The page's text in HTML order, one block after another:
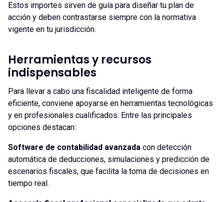
Estos importes sirven de guía para diseñar tu plan de
acción y deben contrastarse siempre con la normativa
vigente en tu jurisdicción.
Herramientas y recursos
indispensables
Para llevar a cabo una fiscalidad inteligente de forma
eficiente, conviene apoyarse en herramientas tecnológicas
y en profesionales cualificados. Entre las principales
opciones destacan:
Software de contabilidad avanzada con detección
automática de deducciones, simulaciones y predicción de
escenarios fiscales, que facilita la toma de decisiones en
tiempo real.